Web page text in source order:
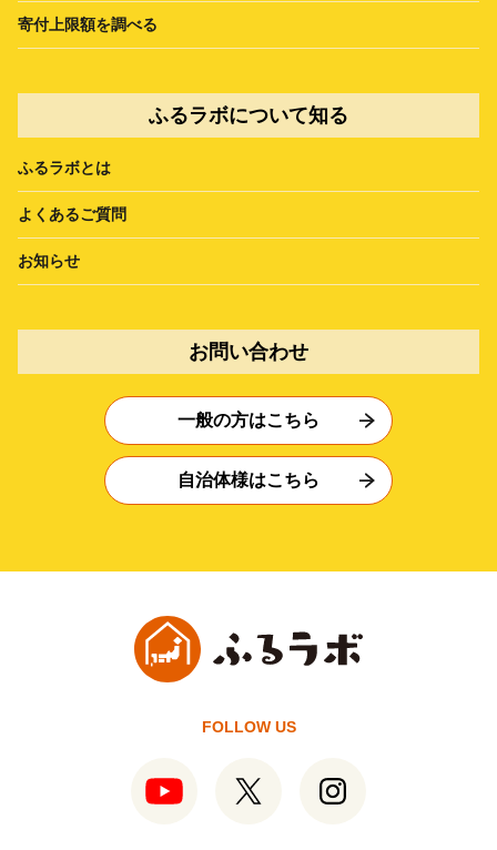
寄付上限額を調べる
ふるラボについて知る
ふるラボとは
よくあるご質問
お知らせ
お問い合わせ
一般の方はこちら
自治体様はこちら
FOLLOW US